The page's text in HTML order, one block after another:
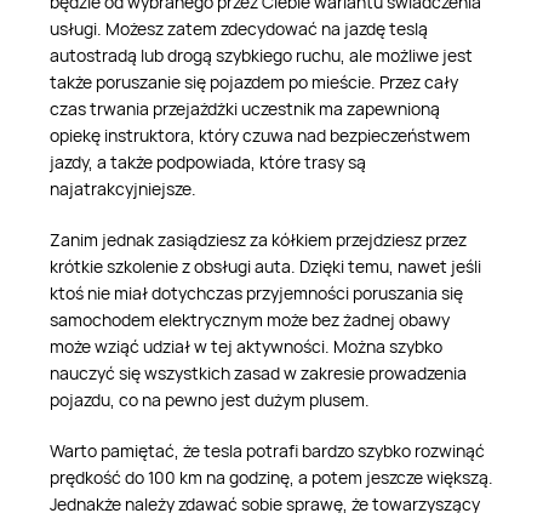
usługi. Możesz zatem zdecydować na jazdę teslą
autostradą lub drogą szybkiego ruchu, ale możliwe jest
także poruszanie się pojazdem po mieście. Przez cały
czas trwania przejażdżki uczestnik ma zapewnioną
opiekę instruktora, który czuwa nad bezpieczeństwem
jazdy, a także podpowiada, które trasy są
najatrakcyjniejsze.
Zanim jednak zasiądziesz za kółkiem przejdziesz przez
krótkie szkolenie z obsługi auta. Dzięki temu, nawet jeśli
ktoś nie miał dotychczas przyjemności poruszania się
samochodem elektrycznym może bez żadnej obawy
może wziąć udział w tej aktywności. Można szybko
nauczyć się wszystkich zasad w zakresie prowadzenia
pojazdu, co na pewno jest dużym plusem.
Warto pamiętać, że tesla potrafi bardzo szybko rozwinąć
prędkość do 100 km na godzinę, a potem jeszcze większą.
Jednakże należy zdawać sobie sprawę, że towarzyszący